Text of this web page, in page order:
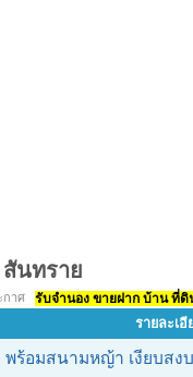
นทราย
กาศ รับจำนอง ขายฝาก บ้าน ที่ดิ
รายละเอี
ร้อมสนามหญ้า เงียบสง